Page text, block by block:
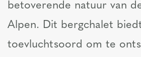
betoverende natuur van
Alpen. Dit bergchalet
toevluchtsoord om te